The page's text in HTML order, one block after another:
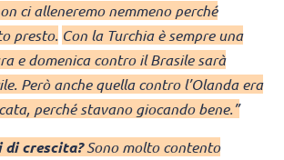
ci alleneremo nemmeno perché
presto. Con la Turchia è sempre una
e domenica contro il Brasile sarà
Però anche quella contro l’Olanda era
perché stavano giocando bene.”
di crescita?Sono molto contento